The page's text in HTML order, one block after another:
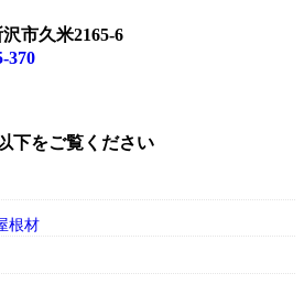
市久米2165-6
370
下をご覧ください
根材